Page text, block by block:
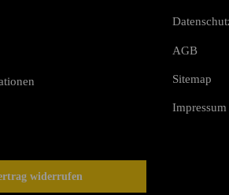
AGB
Sitemap
Impressum
widerrufen